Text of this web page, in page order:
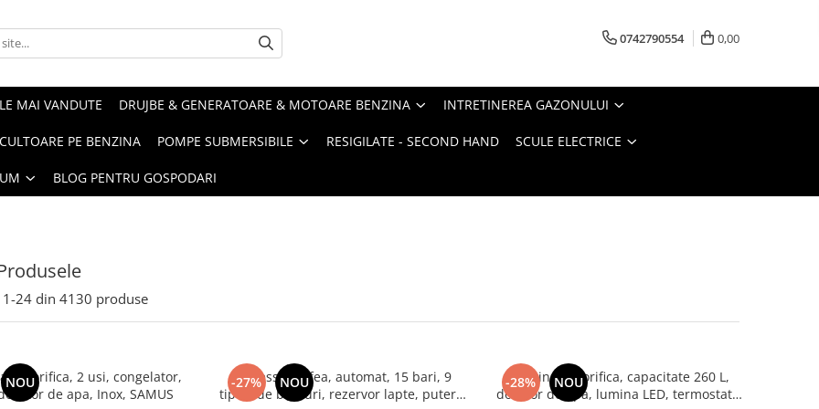
0742790554 0,00
MAI VANDUTE DRUJBE & GENERATOARE & MOTOARE BENZINA INTRETINEREA GAZONULUI
PE BENZINA POMPE SUBMERSIBILE RESIGILATE - SECOND HAND SCULE ELECTRICE
BLOG PENTRU GOSPODARI
1-24 din 4130 produse
NOU
frigorifica, 2 usi, congelator,
de apa, Inox, SAMUS
-27% NOU
Espressor cafea, automat, 15 bari, 9
tipuri de bauturi, rezervor lapte, putere
-28% NOU
Combina frigorifica, capacitate 260 L,
dozator de apa, lumina LED, termostat,